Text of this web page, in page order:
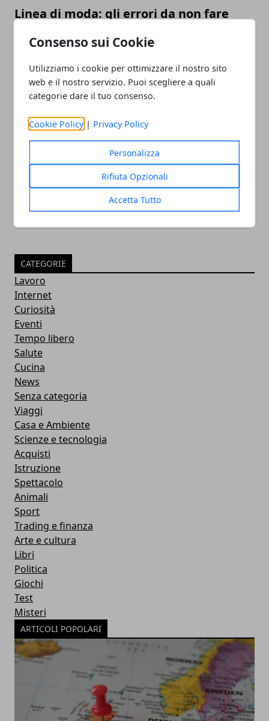
Consenso sui Cookie
Utilizziamo i cookie per ottimizzare il nostro sito
web e il nostro servizio. Puoi scegliere a quali
categorie dare il tuo consenso.
Cookie Policy | Privacy Policy
Personalizza
Rifiuta Opzionali
Accetta Tutto
Linea di moda: gli errori da non fare
SEO per e-commerce: i consigli per
gestirla al meglio
CATEGORIE
Lavoro
Internet
Curiosità
Eventi
Tempo libero
Salute
Cucina
News
Senza categoria
Viaggi
Casa e Ambiente
Scienze e tecnologia
Acquisti
Istruzione
Spettacolo
Animali
Sport
Trading e finanza
Arte e cultura
Libri
Politica
Giochi
Test
Misteri
ARTICOLI POPOLARI